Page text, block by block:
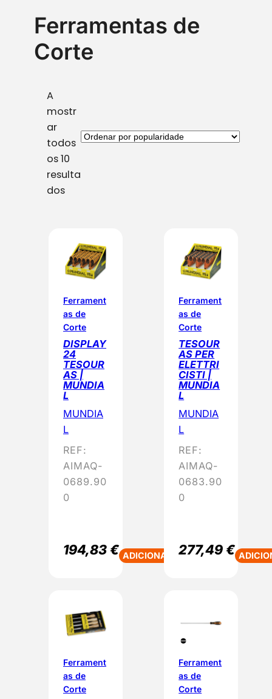
Ferramentas de
Corte
A
mostr
ar
todos
os 10
resulta
dosO
n
a
o
p
o
r
p
o
p
u
l
r
d
a
Ferrament
as de
Corte
DISPLAY
24
TESOUR
AS |
MUNDIA
L
MUNDIA
L
REF:
AIMAQ-
0689.90
0
194,83€ ADICIONAR
Ferrament
as de
Corte
TESOUR
AS PER
ELETTRI
CISTI |
MUNDIA
L
MUNDIA
L
REF:
AIMAQ-
0683.90
0
277,49€
Ferrament
as de
Corte
Ferrament
as de
Corte